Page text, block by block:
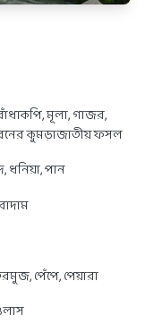
মূলা, গাজর,
কুমড়াজাতীয় ফসল
ধনিয়া, পান
পেঁপে, পেয়ারা